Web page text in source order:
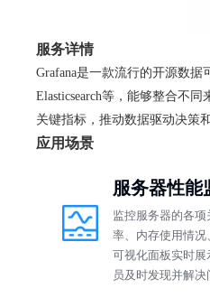
服务详情
Grafana是一款流行的开源数
Elasticsearch等，能够整合不
关键指标，推动数据驱动决策
应用场景
服务器性能
监控服务器的各项
率、内存使用情
可视化面板实时展
员及时发现并解决